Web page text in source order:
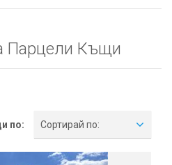
Парцели Къщи
по:
Сортирай по: